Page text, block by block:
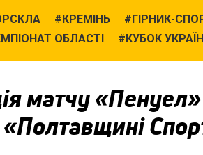
КРЕМІНЬ ГІРНИК-
ОБЛАСТІ
КУБОК
матчу